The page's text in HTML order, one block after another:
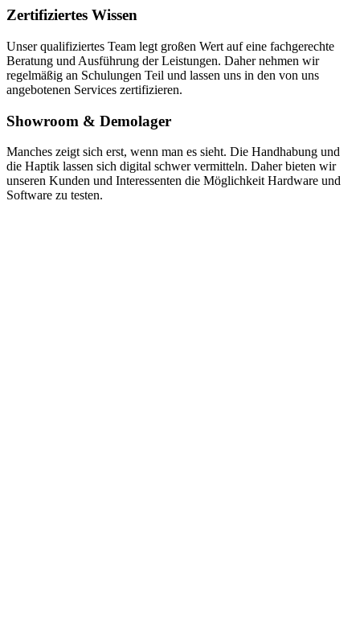
Zertifiziertes Wissen
Unser qualifiziertes Team legt großen Wert auf eine fachgerechte
Beratung und Ausführung der Leistungen. Daher nehmen wir
regelmäßig an Schulungen Teil und lassen uns in den von uns
angebotenen Services zertifizieren.
Showroom & Demolager
Manches zeigt sich erst, wenn man es sieht. Die Handhabung und
die Haptik lassen sich digital schwer vermitteln. Daher bieten wir
unseren Kunden und Interessenten die Möglichkeit Hardware und
Software zu testen.